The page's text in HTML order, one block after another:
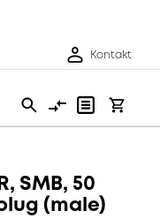
Kontakt
SMB, 50
(male)